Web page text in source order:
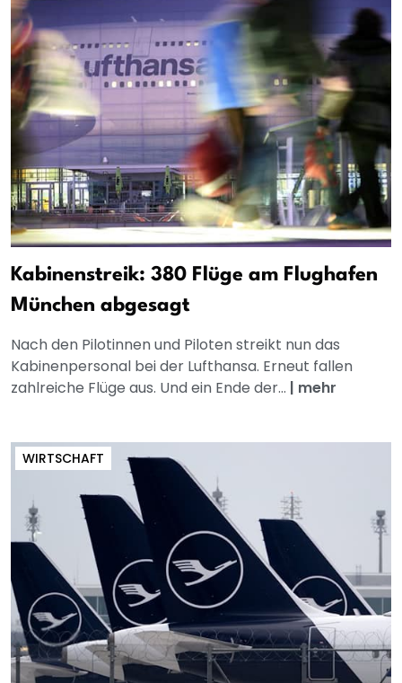
Kabinenstreik: 380 Flüge am Flughafen
München abgesagt
Nach den Pilotinnen und Piloten streikt nun das
Kabinenpersonal bei der Lufthansa. Erneut fallen
zahlreiche Flüge aus. Und ein Ende der... | mehr
WIRTSCHAFT